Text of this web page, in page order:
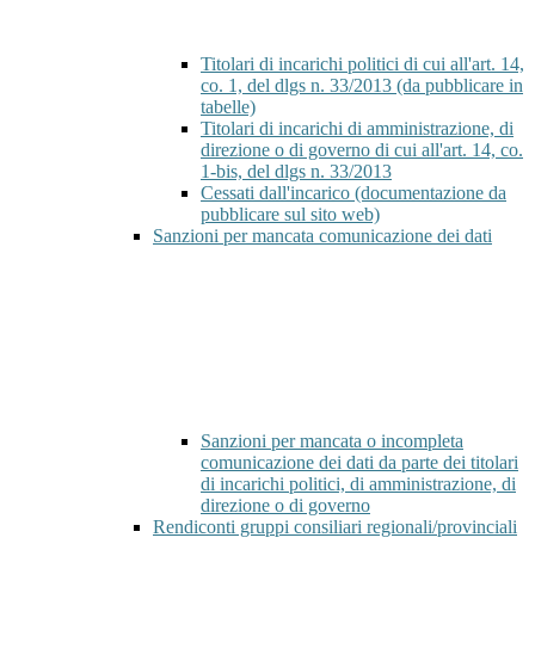
Titolari di incarichi politici di cui all'art. 14,
co. 1, del dlgs n. 33/2013 (da pubblicare in
tabelle)
Titolari di incarichi di amministrazione, di
direzione o di governo di cui all'art. 14, co.
1-bis, del dlgs n. 33/2013
Cessati dall'incarico (documentazione da
pubblicare sul sito web)
Sanzioni per mancata comunicazione dei dati
Sanzioni per mancata o incompleta
comunicazione dei dati da parte dei titolari
di incarichi politici, di amministrazione, di
direzione o di governo
Rendiconti gruppi consiliari regionali/provinciali